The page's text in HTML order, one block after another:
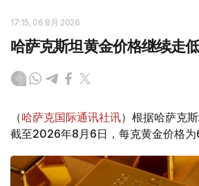
17:15, 06 8月 2026
哈萨克斯坦黄金价格继续走
（哈萨克国际通讯社讯）根据哈萨克
截至2026年8月6日，每克黄金价格为